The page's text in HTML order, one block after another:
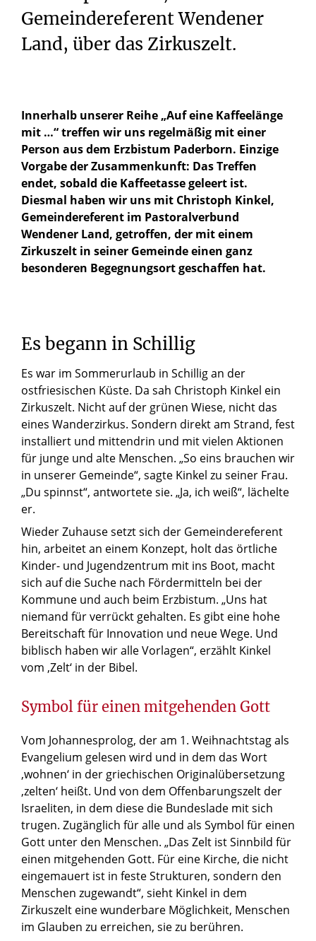
Gemeindereferent Wendener
Land, über das Zirkuszelt.
Innerhalb unserer Reihe „Auf eine Kaffeelänge
mit …“ treffen wir uns regelmäßig mit einer
Person aus dem Erzbistum Paderborn. Einzige
Vorgabe der Zusammenkunft: Das Treffen
endet, sobald die Kaffeetasse geleert ist.
Diesmal haben wir uns mit Christoph Kinkel,
Gemeindereferent im Pastoralverbund
Wendener Land, getroffen, der mit einem
Zirkuszelt in seiner Gemeinde einen ganz
besonderen Begegnungsort geschaffen hat.
Es begann in Schillig
Es war im Sommerurlaub in Schillig an der
ostfriesischen Küste. Da sah Christoph Kinkel ein
Zirkuszelt. Nicht auf der grünen Wiese, nicht das
eines Wanderzirkus. Sondern direkt am Strand, fest
installiert und mittendrin und mit vielen Aktionen
für junge und alte Menschen. „So eins brauchen wir
in unserer Gemeinde“, sagte Kinkel zu seiner Frau.
„Du spinnst“, antwortete sie. „Ja, ich weiß“, lächelte
er.
Wieder Zuhause setzt sich der Gemeindereferent
hin, arbeitet an einem Konzept, holt das örtliche
Kinder- und Jugendzentrum mit ins Boot, macht
sich auf die Suche nach Fördermitteln bei der
Kommune und auch beim Erzbistum. „Uns hat
niemand für verrückt gehalten. Es gibt eine hohe
Bereitschaft für Innovation und neue Wege. Und
biblisch haben wir alle Vorlagen“, erzählt Kinkel
vom ‚Zelt‘ in der Bibel.
Symbol für einen mitgehenden Gott
Vom Johannesprolog, der am 1. Weihnachtstag als
Evangelium gelesen wird und in dem das Wort
‚wohnen‘ in der griechischen Originalübersetzung
‚zelten‘ heißt. Und von dem Offenbarungszelt der
Israeliten, in dem diese die Bundeslade mit sich
trugen. Zugänglich für alle und als Symbol für einen
Gott unter den Menschen. „Das Zelt ist Sinnbild für
einen mitgehenden Gott. Für eine Kirche, die nicht
eingemauert ist in feste Strukturen, sondern den
Menschen zugewandt“, sieht Kinkel in dem
Zirkuszelt eine wunderbare Möglichkeit, Menschen
im Glauben zu erreichen, sie zu berühren.